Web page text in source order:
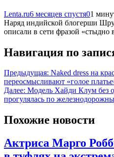
Lenta.ru6 месяцев спустя01
Наряд индийской блогерши
описали в сети фразой «стыдно
Навигация по
Предыдущая: Naked dress на
переосмысливают «голое
Далее: Модель Хайди Клум без
прогулялась по
Похожие новости
Актриса Марго